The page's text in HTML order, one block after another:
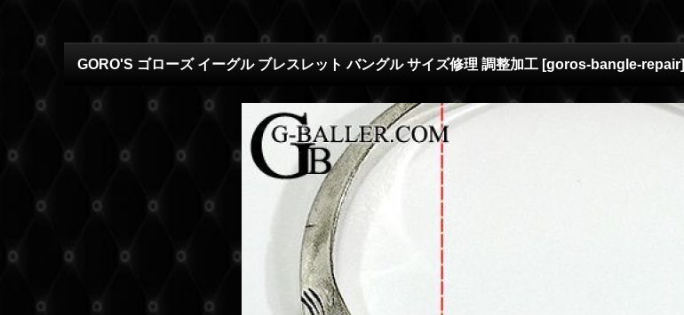
GORO'S ゴローズ イーグル ブレスレット バングル サイズ修理 調整加工 [goros-bangle-repair]